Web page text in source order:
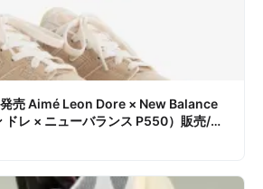
発売 Aimé Leon Dore × New Balance
ドレ × ニューバランス P550）販売/定